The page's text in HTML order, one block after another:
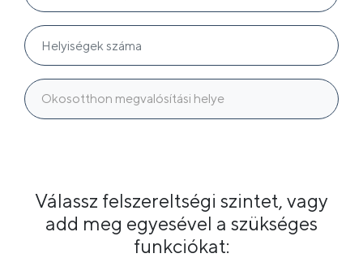
Okosotthon megvalósítási helye
Válassz felszereltségi szintet, vagy
add meg egyesével a szükséges
funkciókat: